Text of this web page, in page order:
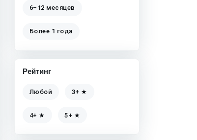
6–12 месяцев
Более 1 года
Рейтинг
Любой 3+ ★
4+ ★ 5+ ★